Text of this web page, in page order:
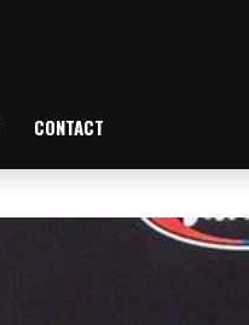
CONTACT